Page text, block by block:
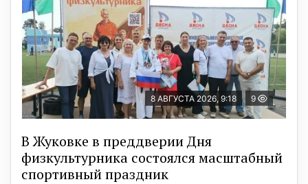
8 АВГУСТА 2026, 9:18 9
В Жуковке в преддверии Дня
физкультурника состоялся масштабный
спортивный праздник